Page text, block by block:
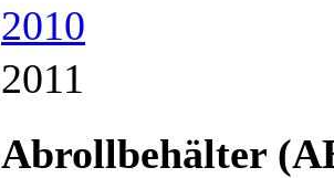
2010
2011
Abrollbehälter